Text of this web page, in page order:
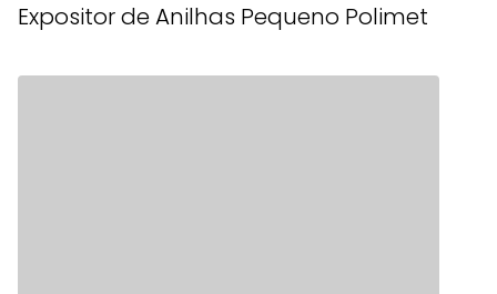
Expositor de Anilhas Pequeno Polimet